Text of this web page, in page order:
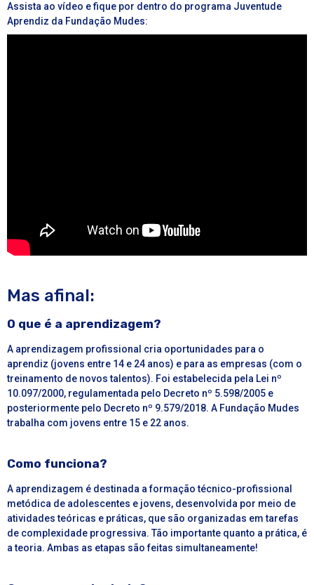
Assista ao vídeo e fique por dentro do programa Juventude
Aprendiz da Fundação Mudes:
Mas afinal:
O que é a aprendizagem?
A aprendizagem profissional cria oportunidades para o
aprendiz (jovens entre 14 e 24 anos) e para as empresas (com o
treinamento de novos talentos). Foi estabelecida pela Lei nº
10.097/2000, regulamentada pelo Decreto nº 5.598/2005 e
posteriormente pelo Decreto nº 9.579/2018. A Fundação Mudes
trabalha com jovens entre 15 e 22 anos.
Como funciona?
A aprendizagem é destinada a formação técnico-profissional
metódica de adolescentes e jovens, desenvolvida por meio de
atividades teóricas e práticas, que são organizadas em tarefas
de complexidade progressiva. Tão importante quanto a prática, é
a teoria. Ambas as etapas são feitas simultaneamente!